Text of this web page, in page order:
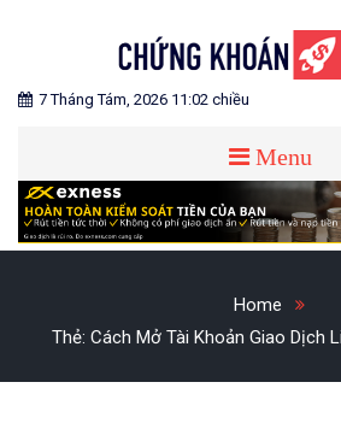
CHỨNG KHOÁN
Blog chia sẻ về Chứng Khoán và Forex
7 Tháng Tám, 2026 11:02 chiều
Menu
Home
Thẻ: Cách Mở Tài Khoản Giao Dịch